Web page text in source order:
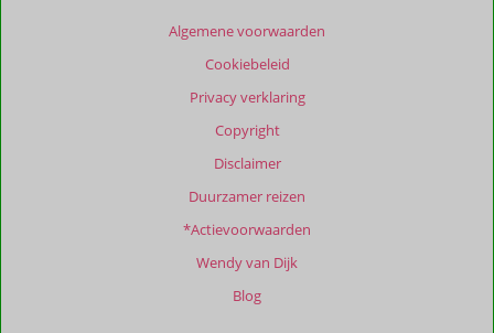
Algemene voorwaarden
Cookiebeleid
Privacy verklaring
Copyright
Disclaimer
Duurzamer reizen
*Actievoorwaarden
Wendy van Dijk
Blog